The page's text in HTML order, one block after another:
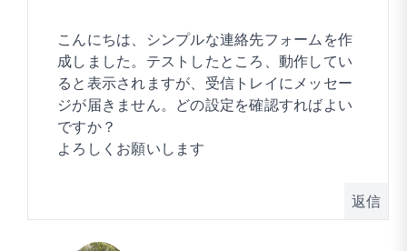
こんにちは、シンプルな連絡先フォームを作
成しました。テストしたところ、動作してい
ると表示されますが、受信トレイにメッセー
ジが届きません。どの設定を確認すればよい
ですか？
よろしくお願いします
返信